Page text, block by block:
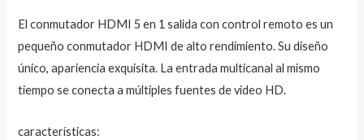
El conmutador HDMI 5 en 1 salida con control remoto es un
pequeño conmutador HDMI de alto rendimiento. Su diseño
único, apariencia exquisita. La entrada multicanal al mismo
tiempo se conecta a múltiples fuentes de video HD.
características: